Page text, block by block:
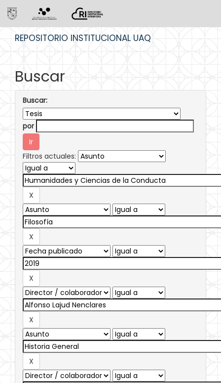
REPOSITORIO INSTITUCIONAL UAQ
Buscar
Buscar:
por
Filtros actuales: